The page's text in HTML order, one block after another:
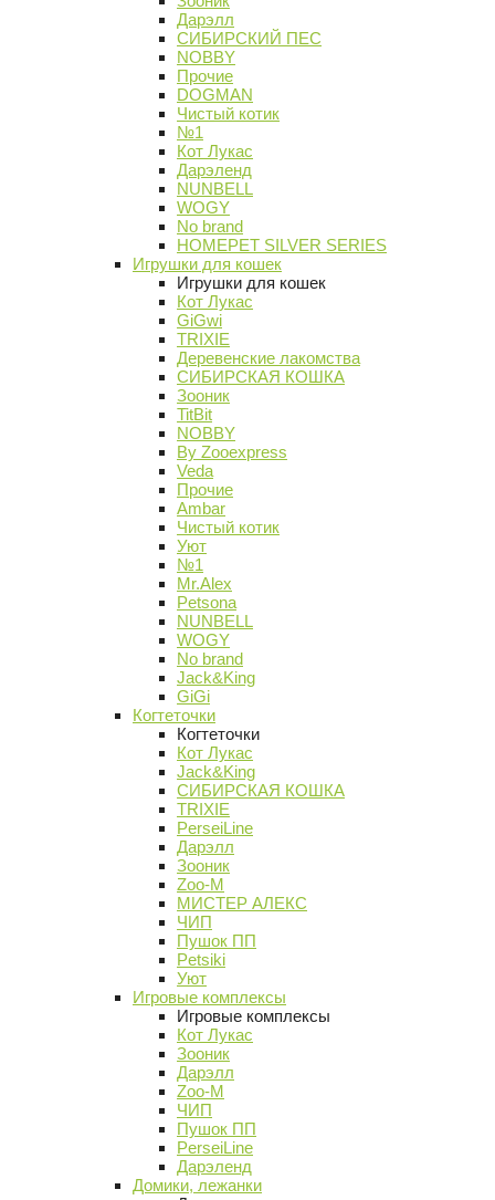
Дарэлл
СИБИРСКИЙ ПЕС
NOBBY
Прочие
DOGMAN
Чистый котик
№1
Кот Лукас
Дарэленд
NUNBELL
WOGY
No brand
HOMEPET SILVER SERIES
Игрушки для кошек
Игрушки для кошек
Кот Лукас
GiGwi
TRIXIE
Деревенские лакомства
СИБИРСКАЯ КОШКА
Зооник
TitBit
NOBBY
By Zooexpress
Veda
Прочие
Ambar
Чистый котик
Уют
№1
Mr.Alex
Petsona
NUNBELL
WOGY
No brand
Jack&King
GiGi
Когтеточки
Когтеточки
Кот Лукас
Jack&King
СИБИРСКАЯ КОШКА
TRIXIE
PerseiLine
Дарэлл
Зооник
Zoo-M
МИСТЕР АЛЕКС
ЧИП
Пушок ПП
Petsiki
Уют
Игровые комплексы
Игровые комплексы
Кот Лукас
Зооник
Дарэлл
Zoo-M
ЧИП
Пушок ПП
PerseiLine
Дарэленд
Домики, лежанки